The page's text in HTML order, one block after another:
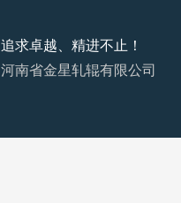
追求卓越、精进不止！
河南省金星轧辊有限公司